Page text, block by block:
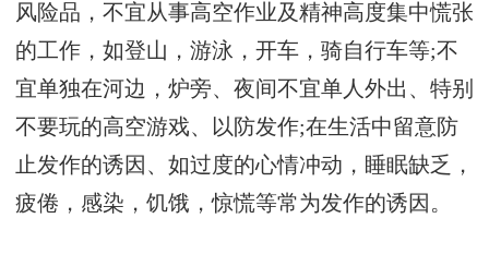
风险品，不宜从事高空作业及精神高度集中慌张
的工作，如登山，游泳，开车，骑自行车等;不
宜单独在河边，炉旁、夜间不宜单人外出、特别
不要玩的高空游戏、以防发作;在生活中留意防
止发作的诱因、如过度的心情冲动，睡眠缺乏，
疲倦，感染，饥饿，惊慌等常为发作的诱因。